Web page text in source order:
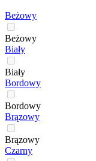
Beżowy
Beżowy
Biały
Biały
Bordowy
Bordowy
Brązowy
Brązowy
Czarny